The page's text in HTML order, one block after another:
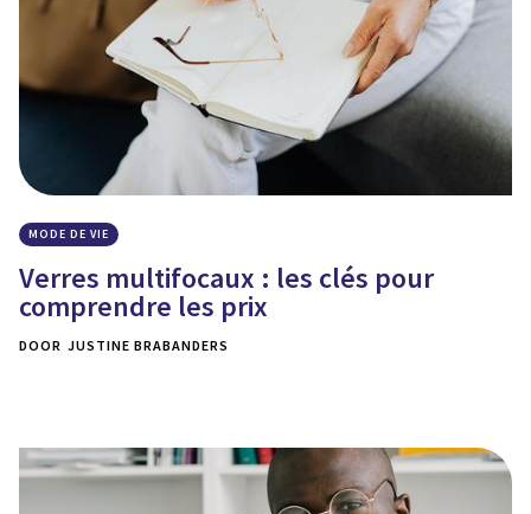
MODE DE VIE
Verres multifocaux : les clés pour
comprendre les prix
DOOR JUSTINE BRABANDERS